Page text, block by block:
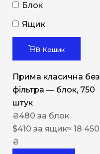
Блок
Ящик
В Кошик
Прима класична без
фільтра — блок, 750
штук
₴480 за блок
$410 за ящик≈ 18 450
₴